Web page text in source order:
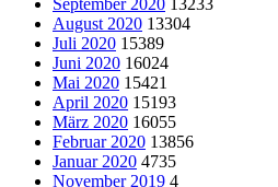
August 2020 13304
Juli 2020 15389
Juni 2020 16024
Mai 2020 15421
April 2020 15193
März 2020 16055
Februar 2020 13856
Januar 2020 4735
November 2019 4